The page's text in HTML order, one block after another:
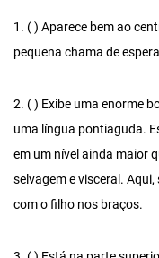
1. ( ) Aparece bem ao
pequena chama de
2. ( ) Exibe uma enorme
uma língua pontiaguda.
em um nível ainda maior
selvagem e visceral.
com o filho nos braços.